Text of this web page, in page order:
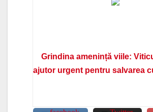
Grindina amenință viile:
ajutor urgent pentru salvarea